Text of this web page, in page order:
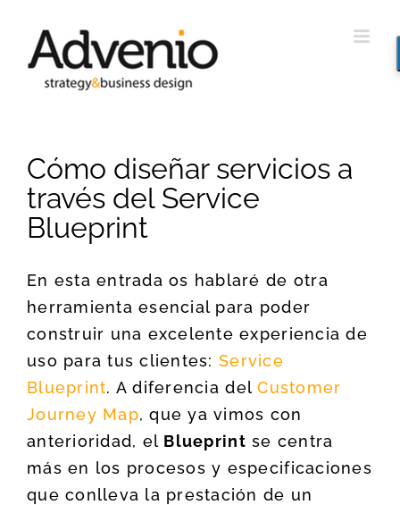
contenido
Cómo diseñar servicios a
través del Service
Blueprint
En esta entrada os hablaré de otra
herramienta esencial para poder
construir una excelente experiencia de
uso para tus clientes: Service
Blueprint. A diferencia delCustomer
Journey Map, que ya vimos con
anterioridad, el Blueprint se centra
más en los procesos y especificaciones
que conlleva la prestación de un